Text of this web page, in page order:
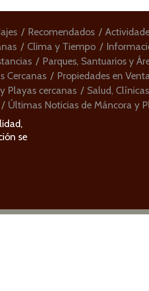
Recomendados
Clima y Tiempo
Parques, Santuarios y
Cercanas
Propiedades en
Playas cercanas
Salud,
Últimas Noticias de Máncora y
se